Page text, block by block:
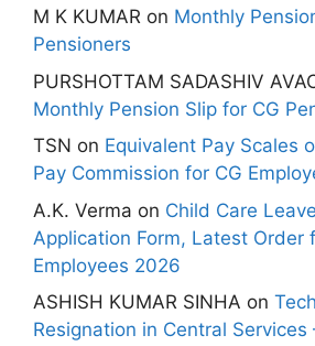
M K KUMAR on Monthly
Pensioners
PURSHOTTAM SADASHIV
Monthly Pension Slip for CG
TSN on Equivalent Pay Scales
Pay Commission for CG
A.K. Verma on Child Care
Application Form, Latest Order
Employees 2026
ASHISH KUMAR SINHA on
Resignation in Central Services